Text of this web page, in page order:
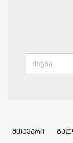
Search
ᲛᲗᲐᲕᲐᲠᲘ